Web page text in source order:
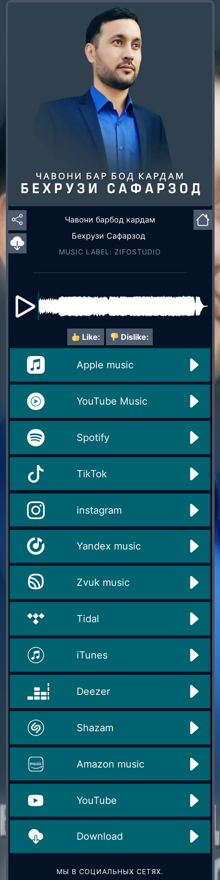
Чавони барбод кардам
Бехрузи Сафарзод
MUSIC LABEL: ZIFOSTUDIO
Like: Dislike:
Apple music
YouTube Music
Spotify
TikTok
instagram
Yandex music
Zvuk music
Tidal
iTunes
Deezer
Shazam
Amazon music
YouTube
Download
МЫ В СОЦИАЛЬНЫХ СЕТЯХ.